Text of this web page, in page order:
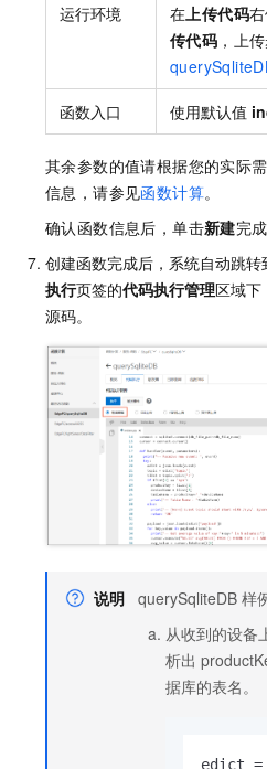
运行环境
在上传代码
传代码 ，上
函数入口 使用默认值
其余参数的值请根据您的实际
信息，请参见函数计算。
确认函数信息后，单击新建完
创建函数完成后，系统自动跳
执行页签的代码执行管理区域下
源码。
说明 querySqliteDB 样
从收到的设备
析出
据库的表名。
edict =